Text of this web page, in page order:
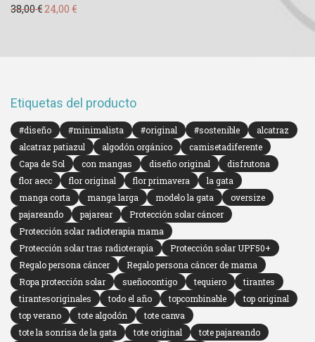
38,00€ El precio original era: 38,00 €.
24,00 €El precio actual es: 24,00 €.
Etiquetas del producto
#diseño #minimalista #original #sostenible
alcatraz
alcatraz patiazul
algodón orgánico
camisetadiferente
Capa de Sol
con mangas diseño original
disfrutona
flor aecc
flor original flor primavera
la gata
manga corta
manga larga modelo la gata
oversize
pajareando
pajarear
Protección solar cáncer
Protección solar radioterapia mama
Protección solar tras radioterapia
Protección solar UPF50+
Regalo persona cáncer
Regalo persona cáncer de mama
Ropa protección solar
sueñocontigo tequiero
tirantes
tirantesoriginales
todo el año topcombinable
top original
top verano
tote algodón
tote canva
tote la sonrisa de la gata
tote original
tote pajareando